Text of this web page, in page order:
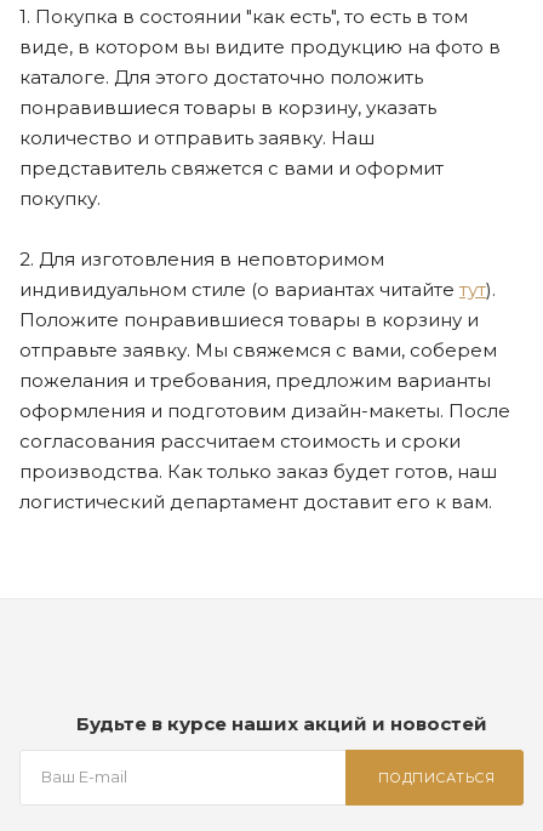
1. Покупка в состоянии "как есть", то есть в том
виде, в котором вы видите продукцию на фото в
каталоге. Для этого достаточно положить
понравившиеся товары в корзину, указать
количество и отправить заявку. Наш
представитель свяжется с вами и оформит
покупку.
2. Для изготовления в неповторимом
индивидуальном стиле (о вариантах читайте тут).
Положите понравившиеся товары в корзину и
отправьте заявку. Мы свяжемся с вами, соберем
пожелания и требования, предложим варианты
оформления и подготовим дизайн-макеты. После
согласования рассчитаем стоимость и сроки
производства. Как только заказ будет готов, наш
логистический департамент доставит его к вам.
Будьте в курсе наших акций и новостей
ПОДПИСАТЬСЯ